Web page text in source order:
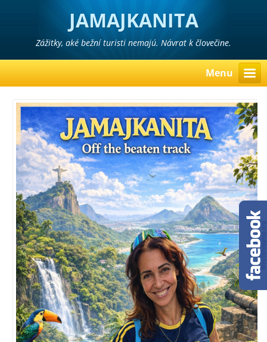
JAMAJKANITA
Zážitky, aké bežní turisti nemajú. Návrat k človečine.
Menu